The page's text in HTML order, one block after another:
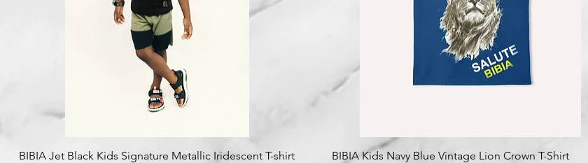
クイックビュー
BIBIA Jet Black Kids Signature Metallic Iridescent T-shirt
クイックビュー
BIBIA Kids Navy Blue Vintage Lion Crown T-Shirt